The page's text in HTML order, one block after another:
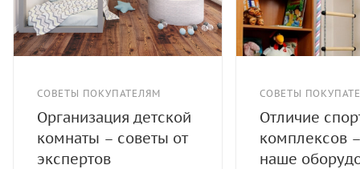
СОВЕТЫ ПОКУПАТЕЛЯМ
Организация детской
комнаты – советы от
экспертов
СОВЕТЫ
Отличие
комплексов
наше